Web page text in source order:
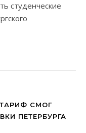
студенческие
СМОГ
ПЕТЕРБУРГА